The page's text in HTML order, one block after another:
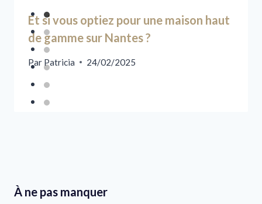
Et si vous optiez pour une maison haut
de gamme sur Nantes ?
Par Patricia 24/02/2025
À ne pas manquer